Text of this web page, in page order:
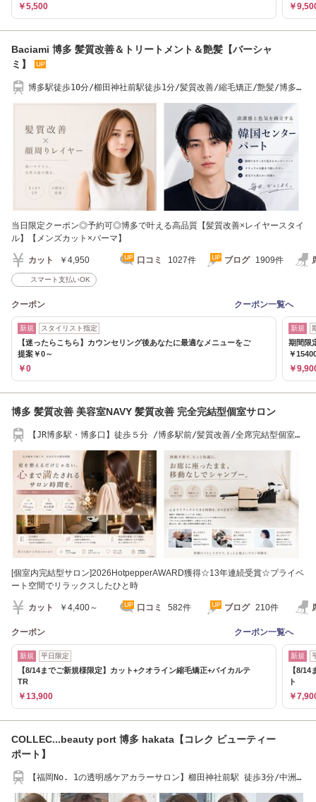
￥5,500 ￥
Baciami 博多 髪質改善＆トリートメント＆艶髪【バーシャ
ミ】
博多駅徒歩10分/櫛田神社前駅徒歩1分/髪質改善/縮毛矯正/艶髪/博多美
当日限定クーポン◎予約可◎博多で叶える高品質【髪質改善×レイヤースタイ
ル】【メンズカット×パーマ】
カット ￥4,950 口コミ 1027件 ブログ 1909件
スマート支払いOK
クーポン クーポン一覧へ
新規 スタイリスト指定
【迷ったらこちら】カウンセリング後あなたに最適なメニューをご
提案￥0～
￥0
新規
期間限
￥
￥
博多 髪質改善 美容室NAVY 髪質改善 完全完結型個室サロン
【JR博多駅・博多口】徒歩５分 /博多駅前/髪質改善/全席完結型個室型
[個室内完結型サロン]2026HotpepperAWARD獲得☆13年連続受賞☆プライベ
ート空間でリラックスしたひと時
カット ￥4,400～ 口コミ 582件 ブログ 210件
クーポン クーポン一覧へ
新規 平日限定
【8/14までご新規様限定】カット+クオライン縮毛矯正+バイカルテ
TR
￥13,900
新規
【8/
ト
￥
COLLEC...beauty port 博多 hakata【コレク ビューティー
ポート】
【福岡No. 1の透明感ケアカラーサロン】櫛田神社前駅 徒歩3分/中洲川